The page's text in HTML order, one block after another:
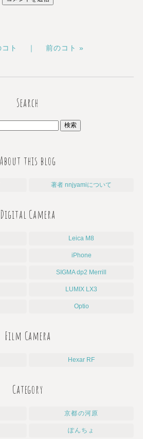
コト ｜ 前のコト »
Search
About this blog
著者 nnjyamiについて
Digital Camera
Leica M8
iPhone
SIGMA dp2 Merrill
LUMIX LX3
Optio
Film Camera
Hexar RF
Category
京都の河原
ぽんちょ